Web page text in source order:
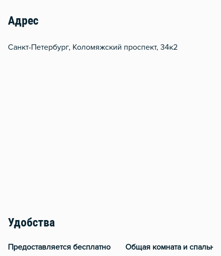
Адрес
Санкт-Петербург, Коломяжский проспект, 34к2
Удобства
Предоставляется бесплатно Общая комната и спальня